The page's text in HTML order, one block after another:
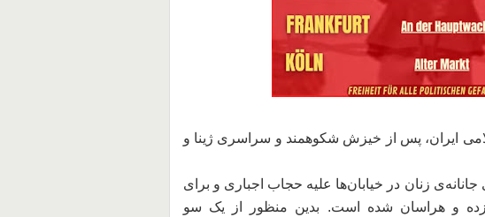
ایران، پس از خیزش شکوهمند و سراسری ژینا و
زنان در خیابان‌ها علیه حجاب اجباری و برای
و هراسان شده است. بدین منظور از یک سو